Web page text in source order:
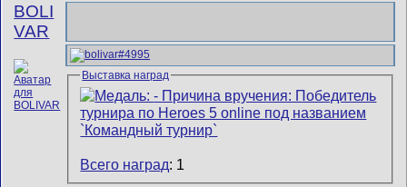
BOLI
VAR
Выставка наград
Всего наград: 1